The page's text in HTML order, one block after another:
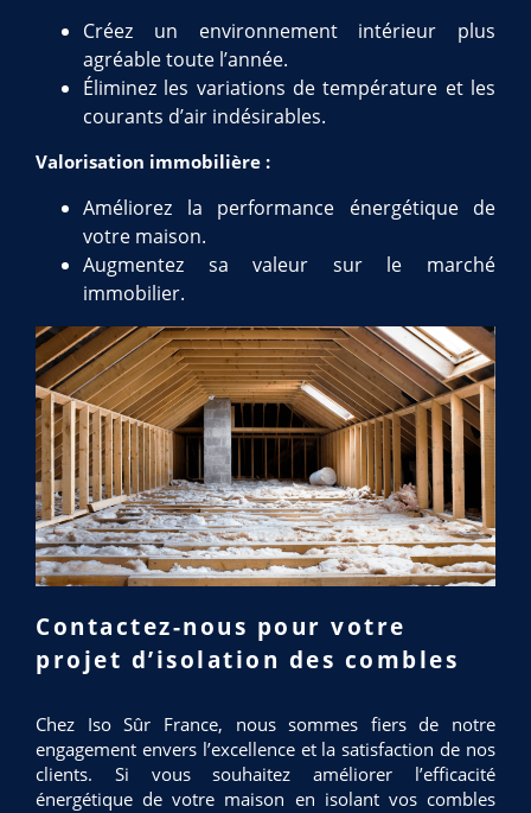
Créez un environnement intérieur plus
agréable toute l’année.
Éliminez les variations de température et les
courants d’air indésirables.
Valorisation immobilière :
Améliorez la performance énergétique de
votre maison.
Augmentez sa valeur sur le marché
immobilier.
Contactez-nous pour votre
projet d’isolation des combles
Chez Iso Sûr France, nous sommes fiers de notre
engagement envers l’excellence et la satisfaction de nos
clients. Si vous souhaitez améliorer l’efficacité
énergétique de votre maison en isolant vos combles